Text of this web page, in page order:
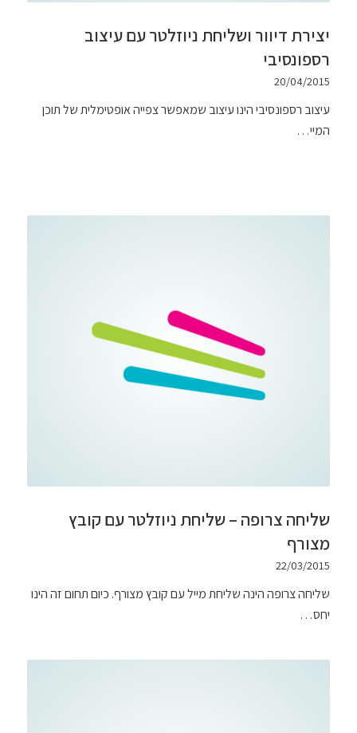
יצירת דיוור ושליחת ניוזלטר עם עיצוב
רספונסיבי
20/04/2015
עיצוב רספונסיבי הינו עיצוב שמאפשר צפייה אופטימלית של תוכן
המיי…
שליחה צרופה – שליחת ניוזלטר עם קובץ
מצורף
22/03/2015
שליחה צרופה הינה שליחת מייל עם קובץ מצורף. כיום תחום זה הינו
יחס…